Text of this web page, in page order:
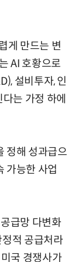
게 만드는 변
AI 호황으로
설비투자, 인
는 가정 하에
정해 성과급으
가능한 사업
급망 다변화
적 공급처라
국 경쟁사가